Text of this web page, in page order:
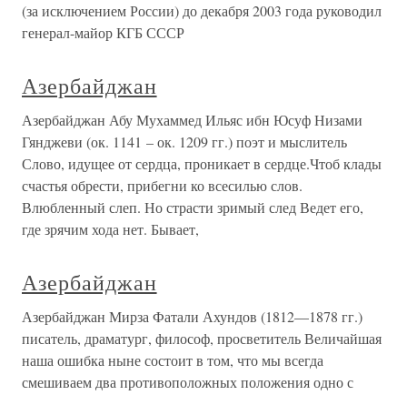
(за исключением России) до декабря 2003 года руководил
генерал-майор КГБ СССР
Азербайджан
Азербайджан Абу Мухаммед Ильяс ибн Юсуф Низами
Гянджеви (ок. 1141 – ок. 1209 гг.) поэт и мыслитель
Слово, идущее от сердца, проникает в сердце.Чтоб клады
счастья обрести, прибегни ко всесилью слов.
Влюбленный слеп. Но страсти зримый след Ведет его,
где зрячим хода нет. Бывает,
Азербайджан
Азербайджан Мирза Фатали Ахундов (1812—1878 гг.)
писатель, драматург, философ, просветитель Величайшая
наша ошибка ныне состоит в том, что мы всегда
смешиваем два противоположных положения одно с